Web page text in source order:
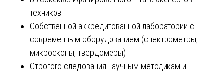
техников
Собственной аккредитованной лаборатории с
современным оборудованием (спектрометры,
микроскопы, твердомеры)
Строгого следования научным методикам и